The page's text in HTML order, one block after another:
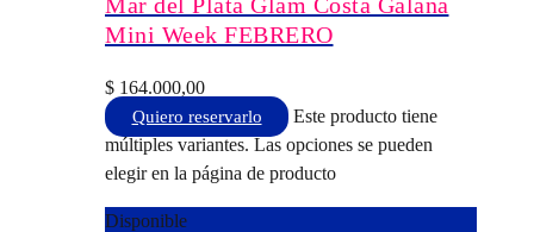
Mini Week FEBRERO
$ 164.000,00
Quiero reservarlo
Este producto tiene
múltiples variantes. Las opciones se pueden
elegir en la página de producto
Disponible